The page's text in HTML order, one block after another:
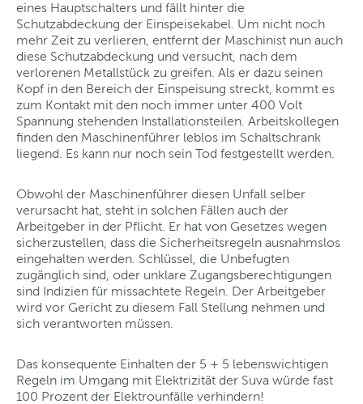
eines Hauptschalters und fällt hinter die
Schutzabdeckung der Einspeisekabel. Um nicht noch
mehr Zeit zu verlieren, entfernt der Maschinist nun auch
diese Schutzabdeckung und versucht, nach dem
verlorenen Metallstück zu greifen. Als er dazu seinen
Kopf in den Bereich der Einspeisung streckt, kommt es
zum Kontakt mit den noch immer unter 400 Volt
Spannung stehenden Installationsteilen. Arbeitskollegen
finden den Maschinenführer leblos im Schaltschrank
liegend. Es kann nur noch sein Tod festgestellt werden.
Obwohl der Maschinenführer diesen Unfall selber
verursacht hat, steht in solchen Fällen auch der
Arbeitgeber in der Pflicht. Er hat von Gesetzes wegen
sicherzustellen, dass die Sicherheitsregeln ausnahmslos
eingehalten werden. Schlüssel, die Unbefugten
zugänglich sind, oder unklare Zugangsberechtigungen
sind Indizien für missachtete Regeln. Der Arbeitgeber
wird vor Gericht zu diesem Fall Stellung nehmen und
sich verantworten müssen.
Das konsequente Einhalten der 5 + 5 lebenswichtigen
Regeln im Umgang mit Elektrizität der Suva würde fast
100 Prozent der Elektrounfälle verhindern!